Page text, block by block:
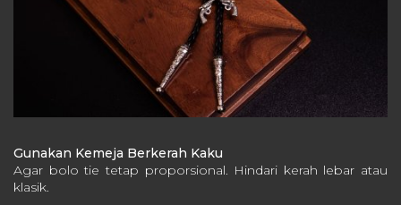
Gunakan Kemeja Berkerah Kaku
Agar bolo tie tetap proporsional. Hindari kerah lebar atau
klasik.